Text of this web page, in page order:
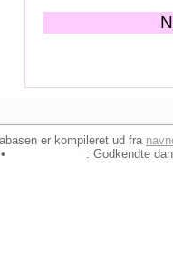
er kompileret ud fra
•
: Godkendte